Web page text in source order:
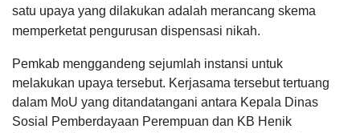
satu upaya yang dilakukan adalah merancang skema
memperketat pengurusan dispensasi nikah.
Pemkab menggandeng sejumlah instansi untuk
melakukan upaya tersebut. Kerjasama tersebut tertuang
dalam MoU yang ditandatangani antara Kepala Dinas
Sosial Pemberdayaan Perempuan dan KB Henik